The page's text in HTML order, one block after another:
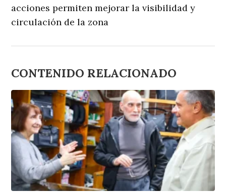
acciones permiten mejorar la visibilidad y
circulación de la zona
CONTENIDO RELACIONADO